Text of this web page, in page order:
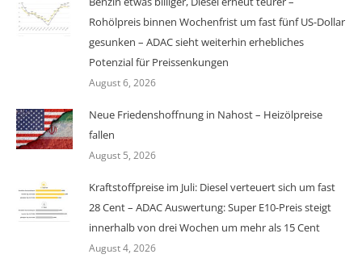
Rohölpreis binnen Wochenfrist um fast fünf US-Dollar
gesunken – ADAC sieht weiterhin erhebliches
Potenzial für Preissenkungen
August 6, 2026
Neue Friedenshoffnung in Nahost – Heizölpreise
fallen
August 5, 2026
Kraftstoffpreise im Juli: Diesel verteuert sich um fast
28 Cent – ADAC Auswertung: Super E10-Preis steigt
innerhalb von drei Wochen um mehr als 15 Cent
August 4, 2026